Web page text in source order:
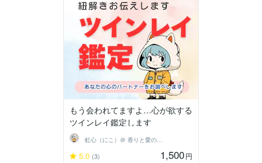
もう会われてますよ…心が欲する
ツインレイ鑑定します
虹心（にこ）＠ 香りと愛の導き鑑定師
5.0 (3) 1,500円